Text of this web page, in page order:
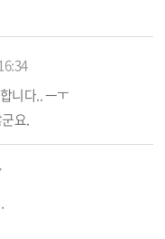
니다.. ㅡㅜ
요.